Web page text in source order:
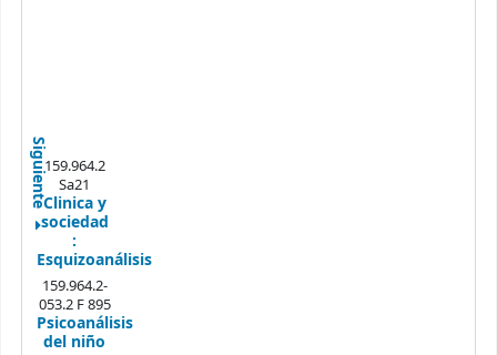
Siguiente159.964.2
Sa21
Clinica y
sociedad
:
Esquizoanálisis
159.964.2-
053.2 F 895
Psicoanálisis
del niño